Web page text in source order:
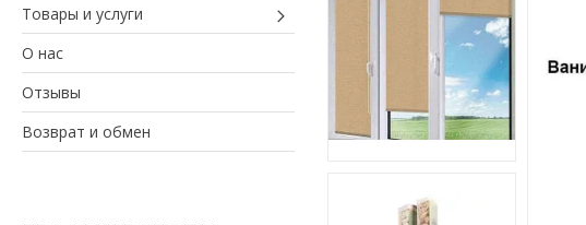
Товары и услуги
О нас
Отзывы
Возврат и обмен